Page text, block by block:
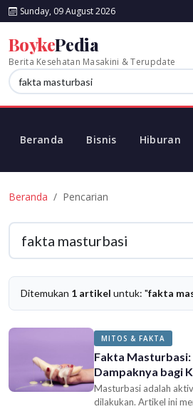
Sunday, 09 August 2026
BoykePedia
Berita Kesehatan Masakini & Terupdate
Beranda Bisnis Hiburan
Beranda Pencarian
Ditemukan 1 artikel untuk: "fakta
MITOS & FAKTA
Fakta
Dampaknya bagi
Masturbasi adalah
dilakukan. Artikel ini